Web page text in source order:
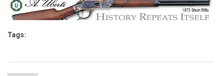
Tags: